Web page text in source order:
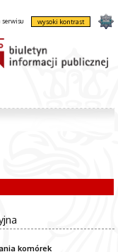
serwisu wysoki kontrast
komórek